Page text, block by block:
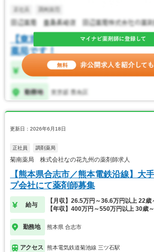
更新日：2026年6月18日
正社員 調剤薬局
菊南薬局 株式会社なの花九州の薬剤師求人
【熊本県合志市／熊本電鉄沿線】大
プ会社にて薬剤師募集
給与
【月収】26.5万円～36.6万円以上 22
【年収】400万円～550万円以上 30歳
勤務地 熊本県 合志市
アクセス 熊本電気鉄道菊池線 三ツ石駅